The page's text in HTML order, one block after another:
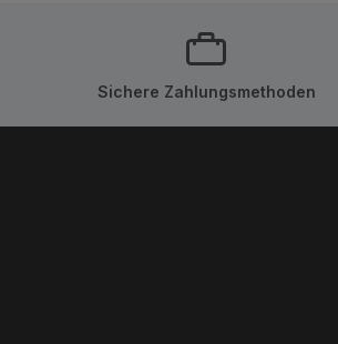
Sichere Zahlungsmethoden